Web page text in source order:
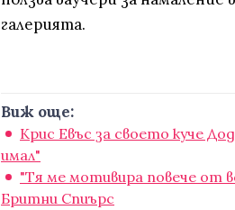
галерията.
Виж още:
Крис Евъс за своето куче
имал"
"Тя ме мотивира повече от
Бритни Спиърс